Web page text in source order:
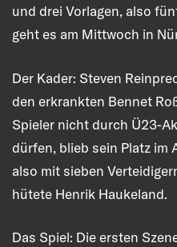
und drei Vorlagen, also
geht es am Mittwoch in
Der Kader: Steven
den erkrankten Bennet
Spieler nicht durch Ü23-
dürfen, blieb sein Platz im
also mit sieben
hütete Henrik Haukeland.
Das Spiel: Die ersten